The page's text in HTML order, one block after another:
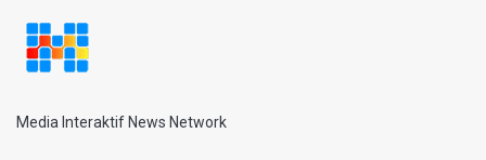
Media Interaktif News Network